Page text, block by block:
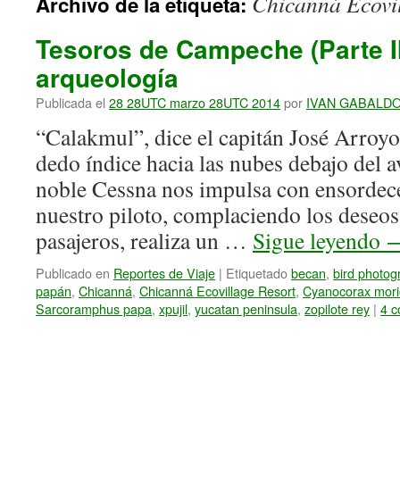
Tesoros de Campeche (Parte
arqueología
Publicada el 28 28UTC marzo 28UTC 2014por IVAN
“Calakmul”, dice el capitán José
dedo índice hacia las nubes debajo del
noble Cessna nos impulsa con
nuestro piloto, complaciendo los
pasajeros, realiza un … Sigue leyendo
Publicado en Reportes de Viaje | Etiquetadobecan, bird
papán, Chicanná, Chicanná Ecovillage Resort, Cyanocorax
Sarcoramphus papa, xpujil, yucatan peninsula, zopilote rey | 4